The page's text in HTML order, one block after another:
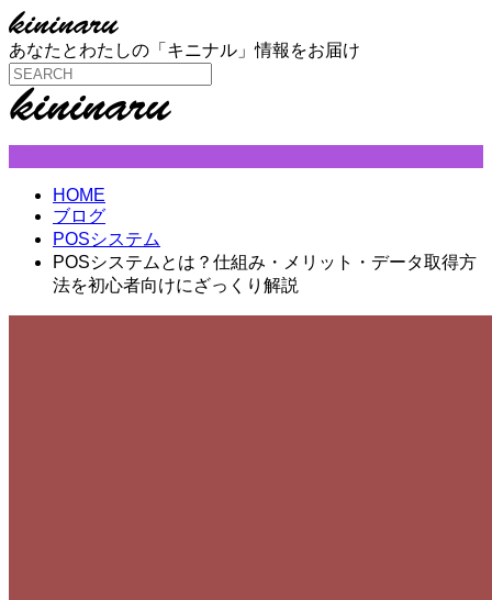
あなたとわたしの「キニナル」情報をお届け
HOME
ブログ
POSシステム
POSシステムとは？仕組み・メリット・データ取得方
法を初心者向けにざっくり解説